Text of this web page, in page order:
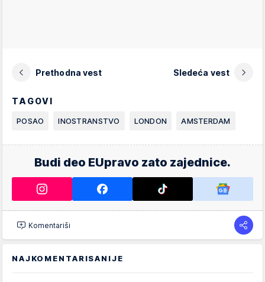
Prethodna vest Sledeća vest
TAGOVI
POSAO INOSTRANSTVO LONDON AMSTERDAM
Budi deo EUpravo zato zajednice.
Komentariši
NAJKOMENTARISANIJE